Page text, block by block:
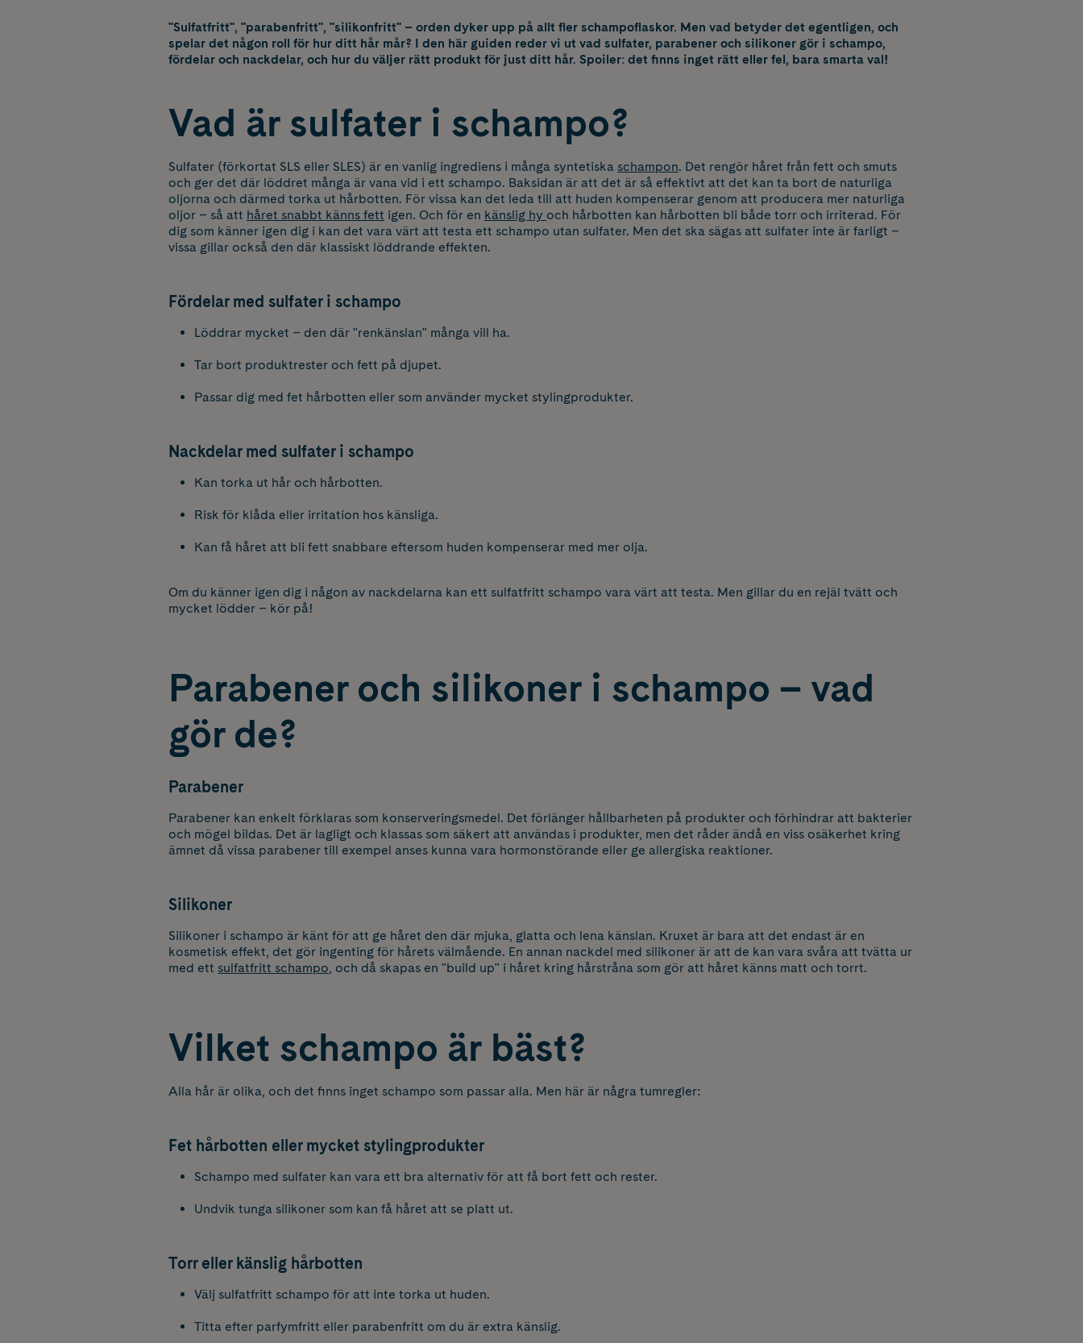
"Sulfatfritt", "parabenfritt", "silikonfritt" – orden dyker upp på allt fler schampoflaskor. Men vad betyder det egentligen, och
spelar det någon roll för hur ditt hår mår? I den här guiden reder vi ut vad sulfater, parabener och silikoner gör i schampo,
fördelar och nackdelar, och hur du väljer rätt produkt för just ditt hår. Spoiler: det finns inget rätt eller fel, bara smarta val!
Vad är sulfater i schampo?
Sulfater (förkortat SLS eller SLES) är en vanlig ingrediens i många syntetiska schampon. Det rengör håret från fett och smuts
och ger det där löddret många är vana vid i ett schampo. Baksidan är att det är så effektivt att det kan ta bort de naturliga
oljorna och därmed torka ut hårbotten. För vissa kan det leda till att huden kompenserar genom att producera mer naturliga
oljor – så att håret snabbt känns fett igen. Och för en känslig hy och hårbotten kan hårbotten bli både torr och irriterad. För
dig som känner igen dig i kan det vara värt att testa ett schampo utan sulfater. Men det ska sägas att sulfater inte är farligt –
vissa gillar också den där klassiskt löddrande effekten.
Fördelar med sulfater i schampo
Löddrar mycket – den där "renkänslan" många vill ha.
Tar bort produktrester och fett på djupet.
Passar dig med fet hårbotten eller som använder mycket stylingprodukter.
Nackdelar med sulfater i schampo
Kan torka ut hår och hårbotten.
Risk för klåda eller irritation hos känsliga.
Kan få håret att bli fett snabbare eftersom huden kompenserar med mer olja.
Om du känner igen dig i någon av nackdelarna kan ett sulfatfritt schampo vara värt att testa. Men gillar du en rejäl tvätt och
mycket lödder – kör på!
Parabener och silikoner i schampo – vad
gör de?
Parabener
Parabener kan enkelt förklaras som konserveringsmedel. Det förlänger hållbarheten på produkter och förhindrar att bakterier
och mögel bildas. Det är lagligt och klassas som säkert att användas i produkter, men det råder ändå en viss osäkerhet kring
ämnet då vissa parabener till exempel anses kunna vara hormonstörande eller ge allergiska reaktioner.
Silikoner
Silikoner i schampo är känt för att ge håret den där mjuka, glatta och lena känslan. Kruxet är bara att det endast är en
kosmetisk effekt, det gör ingenting för hårets välmående. En annan nackdel med silikoner är att de kan vara svåra att tvätta ur
med ett sulfatfritt schampo, och då skapas en "build up" i håret kring hårstråna som gör att håret känns matt och torrt.
Vilket schampo är bäst?
Alla hår är olika, och det finns inget schampo som passar alla. Men här är några tumregler:
Fet hårbotten eller mycket stylingprodukter
Schampo med sulfater kan vara ett bra alternativ för att få bort fett och rester.
Undvik tunga silikoner som kan få håret att se platt ut.
Torr eller känslig hårbotten
Välj sulfatfritt schampo för att inte torka ut huden.
Titta efter parfymfritt eller parabenfritt om du är extra känslig.